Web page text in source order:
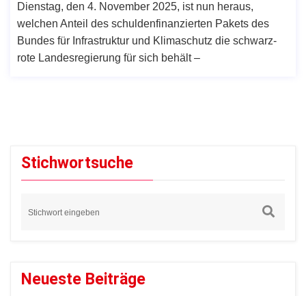
Dienstag, den 4. November 2025, ist nun heraus,
welchen Anteil des schuldenfinanzierten Pakets des
Bundes für Infrastruktur und Klimaschutz die schwarz-
rote Landesregierung für sich behält –
Stichwortsuche
Neueste Beiträge